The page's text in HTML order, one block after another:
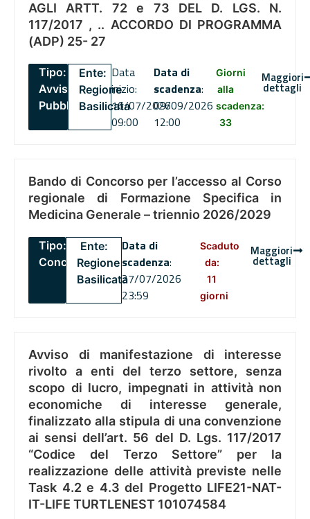
AGLI ARTT. 72 e 73 DEL D. LGS. N.
117/2017 , .. ACCORDO DI PROGRAMMA
(ADP) 25- 27
Tipo:
Avviso
Pubblico
Ente:
Regione
Basilicata
Data
inizio:
16/07/2026
09:00
Data di
scadenza:
09/09/2026
12:00
Giorni
alla
scadenza:
33
Maggiori
dettagli
Bando di Concorso per l’accesso al Corso
regionale di Formazione Specifica in
Medicina Generale – triennio 2026/2029
Tipo:
Concorsi
Ente:
Regione
Basilicata
Data di
scadenza:
27/07/2026
23:59
Scaduto
da:
11
giorni
Maggiori
dettagli
Avviso di manifestazione di interesse
rivolto a enti del terzo settore, senza
scopo di lucro, impegnati in attività non
economiche di interesse generale,
finalizzato alla stipula di una convenzione
ai sensi dell’art. 56 del D. Lgs. 117/2017
“Codice del Terzo Settore” per la
realizzazione delle attività previste nelle
Task 4.2 e 4.3 del Progetto LIFE21-NAT-
IT-LIFE TURTLENEST 101074584